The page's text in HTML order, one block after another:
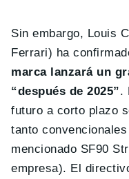
Sin embargo, Louis
Ferrari) ha
marca lanzará un
“después de 2025”.
futuro a corto plazo
tanto
mencionado SF90
empresa). El